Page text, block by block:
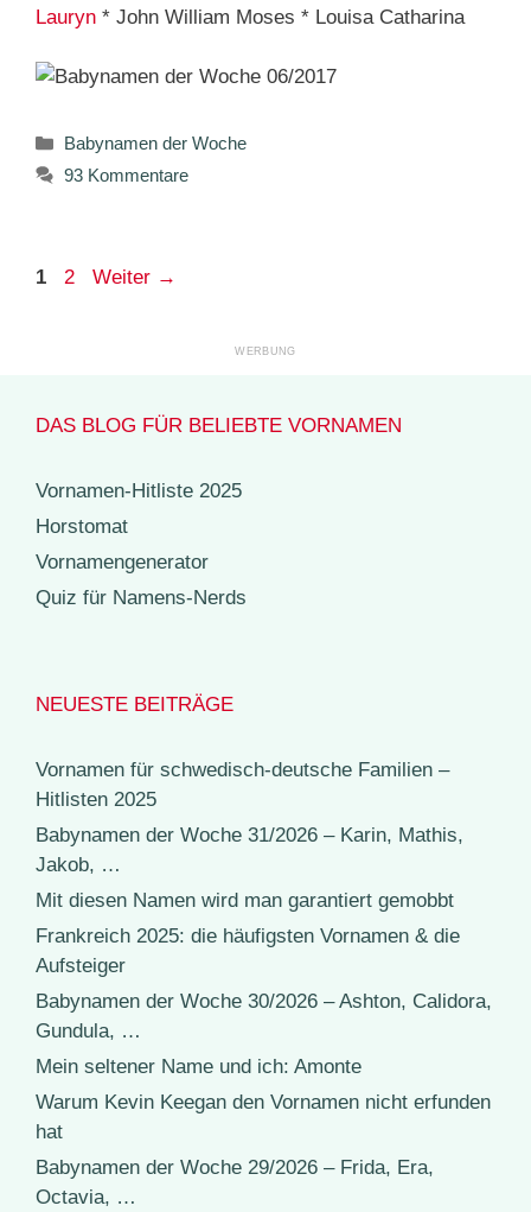
Lauryn * John William Moses * Louisa Catharina
Kategorien
Babynamen der Woche
93 Kommentare
Seite
1 Seite
2 Weiter →
DAS BLOG FÜR BELIEBTE VORNAMEN
Vornamen-Hitliste 2025
Horstomat
Vornamengenerator
Quiz für Namens-Nerds
NEUESTE BEITRÄGE
Vornamen für schwedisch-deutsche Familien –
Hitlisten 2025
Babynamen der Woche 31/2026 – Karin, Mathis,
Jakob, …
Mit diesen Namen wird man garantiert gemobbt
Frankreich 2025: die häufigsten Vornamen & die
Aufsteiger
Babynamen der Woche 30/2026 – Ashton, Calidora,
Gundula, …
Mein seltener Name und ich: Amonte
Warum Kevin Keegan den Vornamen nicht erfunden
hat
Babynamen der Woche 29/2026 – Frida, Era,
Octavia, …